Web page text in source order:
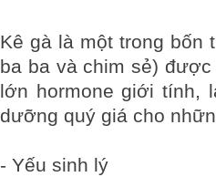
Kê gà là một trong bốn
ba ba và chim sẻ)
lớn hormone giới tính,
dưỡng quý giá cho
- Yếu sinh lý